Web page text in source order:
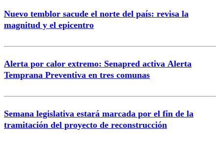
Nuevo temblor sacude el norte del país: revisa la
magnitud y el epicentro
Alerta por calor extremo: Senapred activa Alerta
Temprana Preventiva en tres comunas
Semana legislativa estará marcada por el fin de la
tramitación del proyecto de reconstrucción